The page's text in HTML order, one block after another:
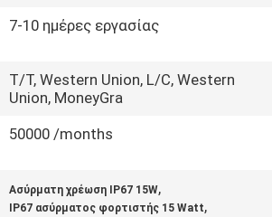
7-10 ημέρες εργασίας
T/T, Western Union, L/C, Western
Union, MoneyGra
50000 /months
Ασύρματη χρέωση IP67 15W,
IP67 ασύρματος φορτιστής 15 Watt,